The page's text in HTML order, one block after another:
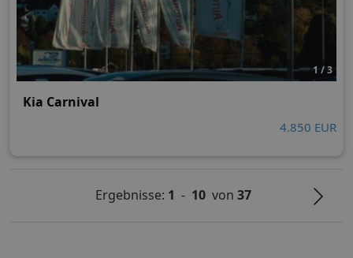
1 / 3
Kia Carnival
4.850 EUR
Ergebnisse: 1 - 10von 37